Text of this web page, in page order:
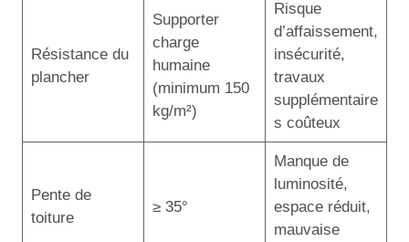
Résistance du
plancher
Supporter
charge
humaine
(minimum 150
kg/m²)
Risque
d’affaissement,
insécurité,
travaux
supplémentaire
s coûteux
Pente de
toiture
≥ 35°
Manque de
luminosité,
espace réduit,
mauvaise